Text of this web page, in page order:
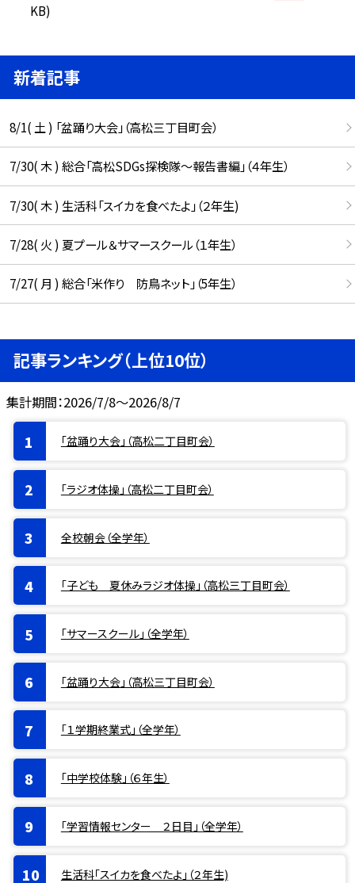
KB)
新着記事
8/1( 土 ) 「盆踊り大会」（高松三丁目町会）
7/30( 木 ) 総合「高松SDGs探検隊〜報告書編」（４年生）
7/30( 木 ) 生活科「スイカを食べたよ」（２年生)
7/28( 火 ) 夏プール＆サマースクール（１年生）
7/27( 月 ) 総合「米作り 防鳥ネット」（5年生）
記事ランキング（上位10位）
集計期間：2026/7/8～2026/8/7
「盆踊り大会」（高松二丁目町会）
「ラジオ体操」（高松二丁目町会）
全校朝会（全学年）
「子ども 夏休みラジオ体操」（高松三丁目町会）
「サマースクール」（全学年）
「盆踊り大会」（高松三丁目町会）
「１学期終業式」（全学年）
「中学校体験」（６年生）
「学習情報センター ２日目」（全学年）
生活科「スイカを食べたよ」（２年生)